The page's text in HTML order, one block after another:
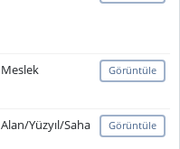
Meslek Görüntüle
Alan/Yüzyıl/Saha Görüntüle